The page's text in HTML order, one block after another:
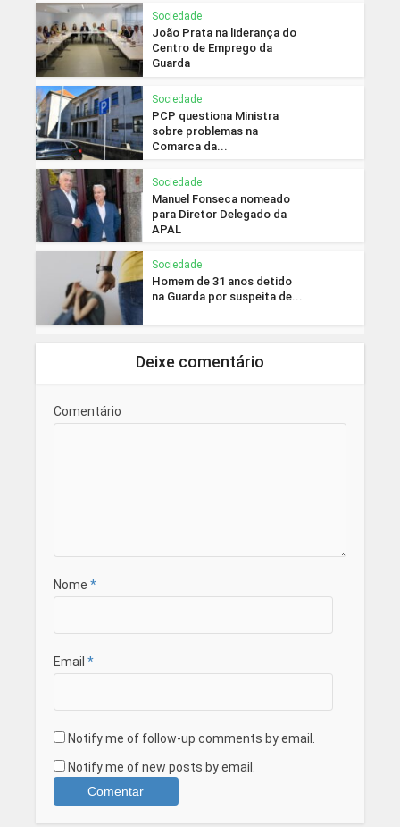
Sociedade
João Prata na liderança do
Centro de Emprego da
Guarda
Sociedade
PCP questiona Ministra
sobre problemas na
Comarca da...
Sociedade
Manuel Fonseca nomeado
para Diretor Delegado da
APAL
Sociedade
Homem de 31 anos detido
na Guarda por suspeita de...
Deixe comentário
Comentário
Nome *
Email *
Notify me of follow-up comments by email.
Notify me of new posts by email.